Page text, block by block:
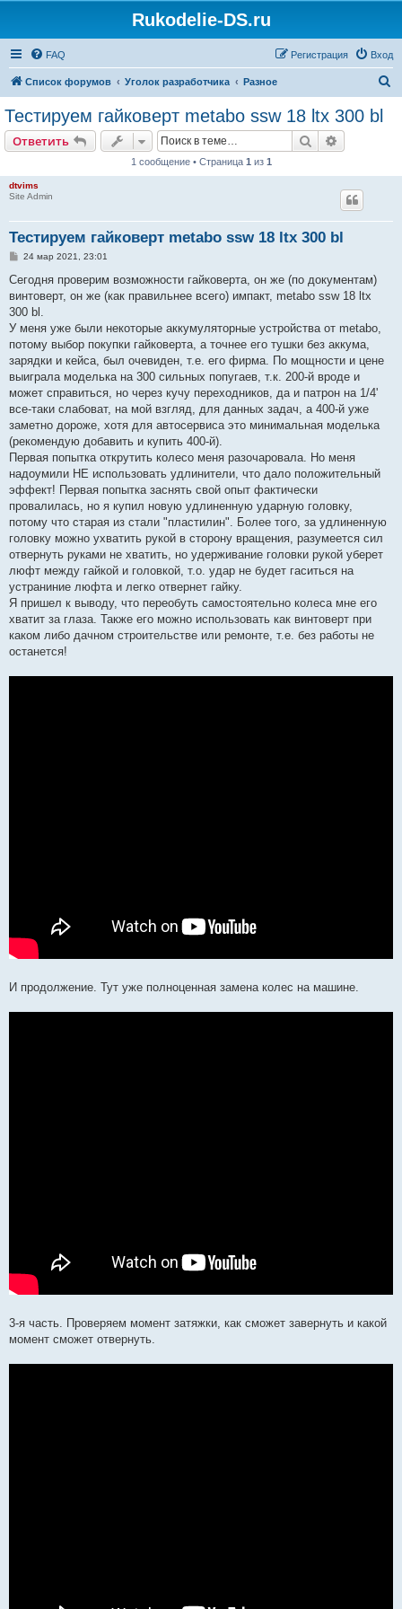
Rukodelie-DS.ru
FAQ Вход
Регистрация
Список форумов Уголок разработчика Разное
Тестируем гайковерт metabo ssw 18 ltx 300 bl
Ответить Поиск
1 сообщение • Страница 1 из 1
dtvims
Site Admin
Тестируем гайковерт metabo ssw 18 ltx 300 bl
С
о
щ
е
и
е
24 мар 2021, 23:01
Сегодня проверим возможности гайковерта, он же (по документам)
винтоверт, он же (как правильнее всего) импакт, metabo ssw 18 ltx
300 bl.
У меня уже были некоторые аккумуляторные устройства от metabo,
потому выбор покупки гайковерта, а точнее его тушки без аккума,
зарядки и кейса, был очевиден, т.е. его фирма. По мощности и цене
выиграла моделька на 300 сильных попугаев, т.к. 200-й вроде и
может справиться, но через кучу переходников, да и патрон на 1/4'
все-таки слабоват, на мой взгляд, для данных задач, а 400-й уже
заметно дороже, хотя для автосервиса это минимальная моделька
(рекомендую добавить и купить 400-й).
Первая попытка открутить колесо меня разочаровала. Но меня
надоумили НЕ использовать удлинители, что дало положительный
эффект! Первая попытка заснять свой опыт фактически
провалилась, но я купил новую удлиненную ударную головку,
потому что старая из стали "пластилин". Более того, за удлиненную
головку можно ухватить рукой в сторону вращения, разумеется сил
отвернуть руками не хватить, но удерживание головки рукой уберет
люфт между гайкой и головкой, т.о. удар не будет гаситься на
устраниние люфта и легко отвернет гайку.
Я пришел к выводу, что переобуть самостоятельно колеса мне его
хватит за глаза. Также его можно использовать как винтоверт при
каком либо дачном строительстве или ремонте, т.е. без работы не
останется!
И продолжение. Тут уже полноценная замена колес на машине.
3-я часть. Проверяем момент затяжки, как сможет завернуть и какой
момент сможет отвернуть.